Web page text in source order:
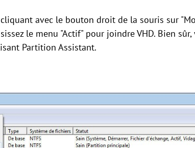
avec le bouton droit de la souris sur
le menu "Actif" pour joindre VHD. Bien
Partition Assistant.